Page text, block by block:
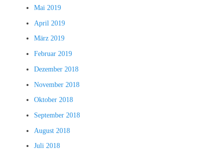
Mai 2019
April 2019
März 2019
Februar 2019
Dezember 2018
November 2018
Oktober 2018
September 2018
August 2018
Juli 2018